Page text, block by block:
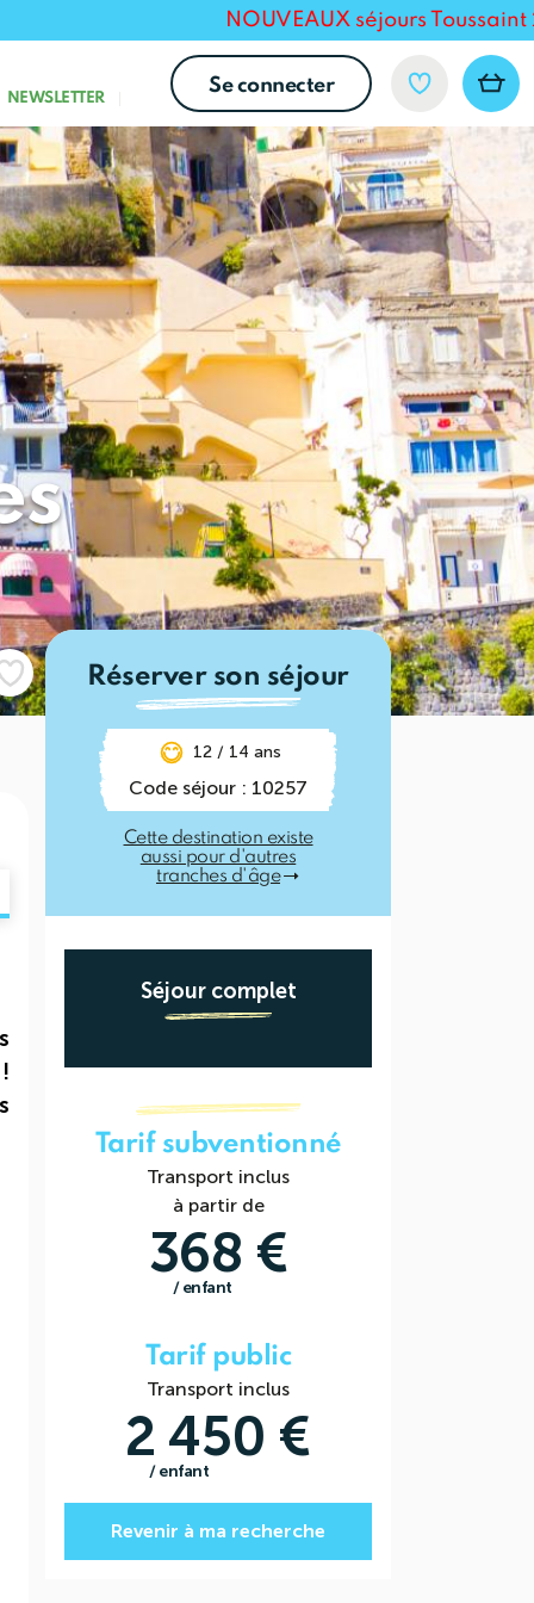
NOUVEAUX séjours Toussaint 2026
NEWSLETTER
Se connecter
Réserver son séjour
12 / 14 ans
Code séjour : 10257
Cette destination existe
aussi pour d'autres
tranches d'âge
Séjour complet
Tarif subventionné
Transport inclus
à partir de
368 €
/ enfant
Tarif public
Transport inclus
2 450 €
/ enfant
Revenir à ma recherche